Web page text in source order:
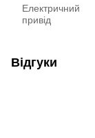
Електричний
привід
Відгуки